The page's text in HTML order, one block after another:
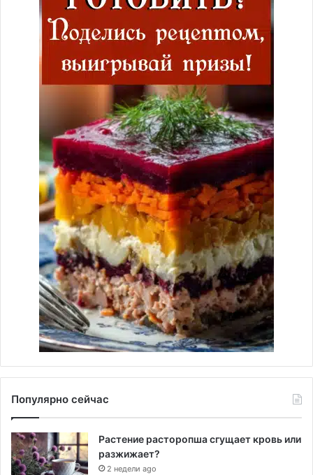
Популярно сейчас
Растение расторопша сгущает кровь или
разжижает?
2 недели ago